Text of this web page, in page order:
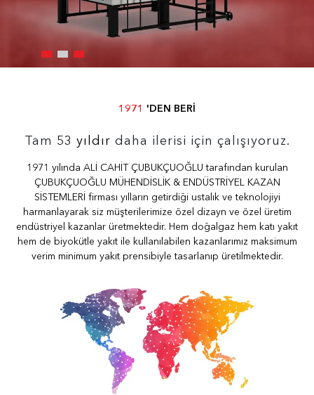
1971 'DEN BERİ
Tam 53 yıldır daha ilerisi için çalışıyoruz.
1971 yılında ALİ CAHİT ÇUBUKÇUOĞLU tarafından kurulan
ÇUBUKÇUOĞLU MÜHENDİSLİK & ENDÜSTRİYEL KAZAN
SİSTEMLERİ firması yılların getirdiği ustalık ve teknolojiyi
harmanlayarak siz müşterilerimize özel dizayn ve özel üretim
endüstriyel kazanlar üretmektedir. Hem doğalgaz hem katı yakıt
hem de biyokütle yakıt ile kullanılabilen kazanlarımız maksimum
verim minimum yakıt prensibiyle tasarlanıp üretilmektedir.